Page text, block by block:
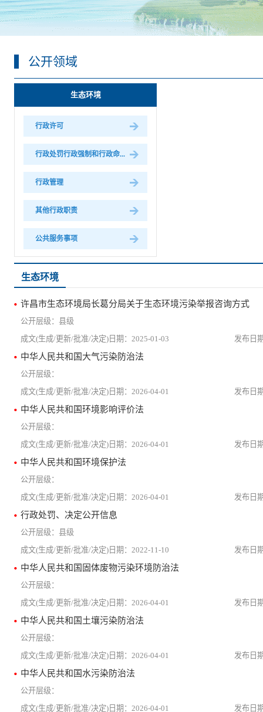
公开领域
生态环境
行政许可
行政处罚行政强制和行政命...
行政管理
其他行政职责
公共服务事项
生态环境
许昌市生态环境局长葛分局关于生态环境污染举报咨询方式
县级
2025-01-03
中华人民共和国大气污染防治法
2026-04-01
中华人民共和国环境影响评价法
2026-04-01
中华人民共和国环境保护法
2026-04-01
行政处罚、决定公开信息
县级
2022-11-10
中华人民共和国固体废物污染环境防治法
2026-04-01
中华人民共和国土壤污染防治法
2026-04-01
中华人民共和国水污染防治法
2026-04-01